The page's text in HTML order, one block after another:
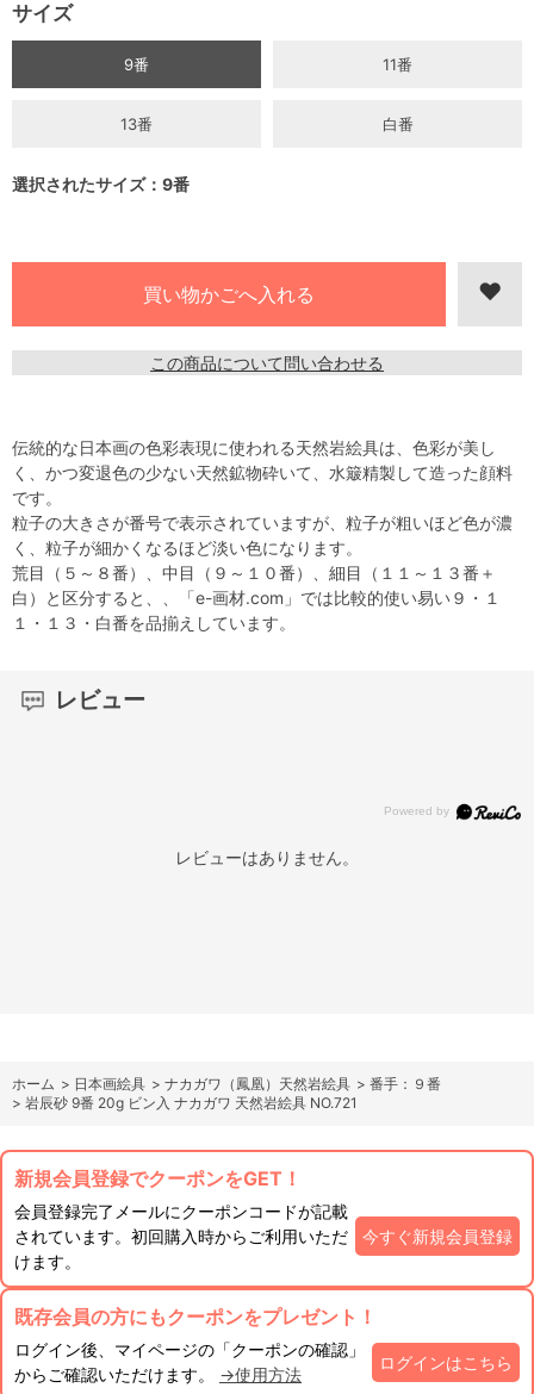
サイズ
9番 11番
13番 白番
選択されたサイズ：9番
この商品について問い合わせる
伝統的な日本画の色彩表現に使われる天然岩絵具は、色彩が美し
く、かつ変退色の少ない天然鉱物砕いて、水簸精製して造った顔料
です。
粒子の大きさが番号で表示されていますが、粒子が粗いほど色が濃
く、粒子が細かくなるほど淡い色になります。
荒目（５～８番）、中目（９～１０番）、細目（１１～１３番＋
白）と区分すると、、「e-画材.com」では比較的使い易い９・１
１・１３・白番を品揃えしています。
レビュー
レビューはありません。
ホーム > 日本画絵具 > ナカガワ（鳳凰）天然岩絵具 > 番手：９番
> 岩辰砂 9番 20g ビン入 ナカガワ 天然岩絵具 NO.721
新規会員登録でクーポンをGET！
会員登録完了メールにクーポンコードが記載
されています。初回購入時からご利用いただ
けます。
今すぐ新規会員登録
既存会員の方にもクーポンをプレゼント！
ログイン後、マイページの「クーポンの確認」
からご確認いただけます。 →使用方法
ログインはこちら